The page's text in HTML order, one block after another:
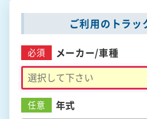
ご利用のトラッ
必須 メーカー/車種
任意 年式